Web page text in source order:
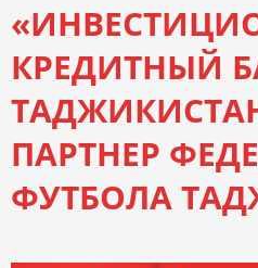
КРЕДИТНЫЙ
ПАРТНЕР
ФУТБОЛА